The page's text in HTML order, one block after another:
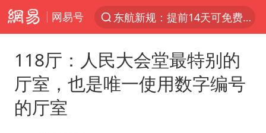
网易号
东航新规：提前14天可免费退改签
台风白海豚中心风力增强
118厅：人民大会堂最特别的
厅室，也是唯一使用数字编号
的厅室